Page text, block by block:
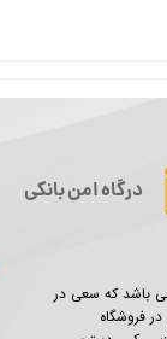
می باشد که سعی در
فروشگاه
درگاه امن بانکی